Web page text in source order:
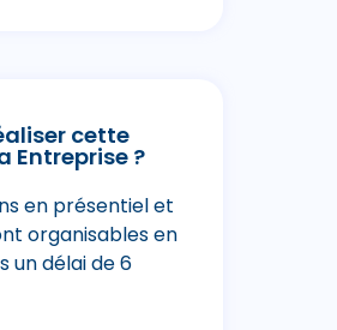
cette
Entreprise ?
en présentiel et
organisables en
un délai de 6